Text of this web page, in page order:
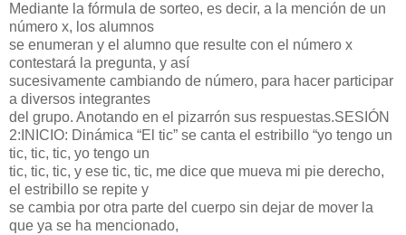
Mediante la fórmula de sorteo, es decir, a la mención de un
número x, los alumnos
se enumeran y el alumno que resulte con el número x
contestará la pregunta, y así
sucesivamente cambiando de número, para hacer participar
a diversos integrantes
del grupo. Anotando en el pizarrón sus respuestas.SESIÓN
2: INICIO: Dinámica “El tic” se canta el estribillo “yo tengo un
tic, tic, tic, yo tengo un
tic, tic, tic, y ese tic, tic, me dice que mueva mi pie derecho,
el estribillo se repite y
se cambia por otra parte del cuerpo sin dejar de mover la
que ya se ha mencionado,